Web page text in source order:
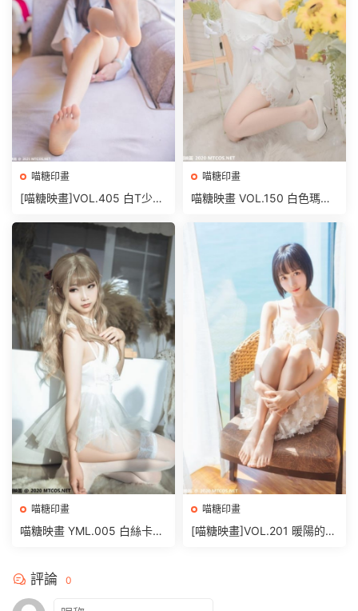
喵糖印畫
[喵糖映畫]VOL.405 白T少女
喵糖印畫
喵糖映畫 VOL.150 白色瑪修
喵糖印畫
喵糖映畫 YML.005 白絲卡哇
喵糖印畫
[喵糖映畫]VOL.201 暖陽的海
評論 0